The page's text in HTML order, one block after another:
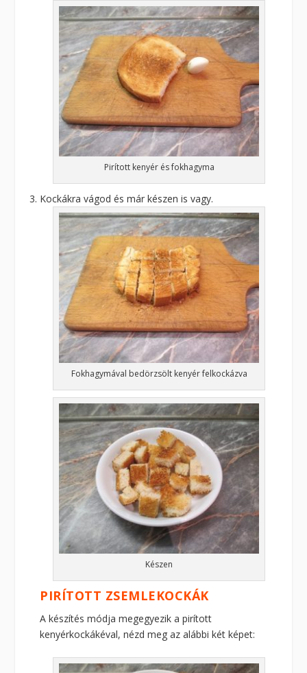
Pirított kenyér és fokhagyma
Kockákra vágod és már készen is vagy.
Fokhagymával bedörzsölt kenyér felkockázva
Készen
PIRÍTOTT ZSEMLEKOCKÁK
A készítés módja megegyezik a pirított
kenyérkockákéval, nézd meg az alábbi két képet: